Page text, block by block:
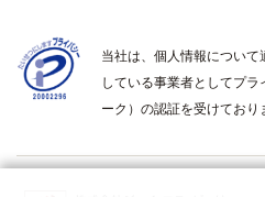
当社は、個人情報につい
している事業者としてプ
ーク）の認証を受けており